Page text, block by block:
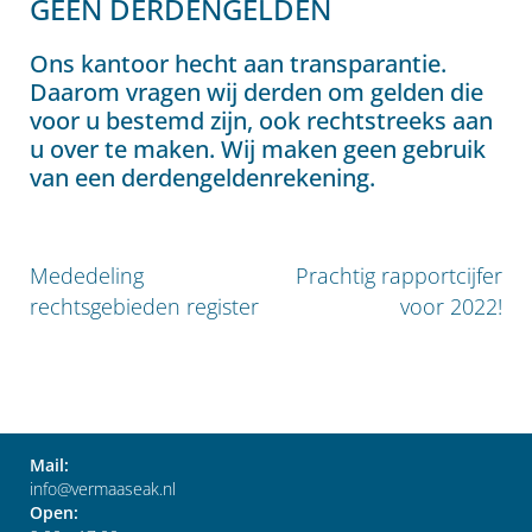
GEEN DERDENGELDEN
Ons kantoor hecht aan transparantie.
Daarom vragen wij derden om gelden die
voor u bestemd zijn, ook rechtstreeks aan
u over te maken. Wij maken geen gebruik
van een derdengeldenrekening.
Bericht
navigatie
Vorig
bericht:
Mededeling
rechtsgebieden register
Volgend
Prachtig rapportcijfer
voor 2022!
Mail:
info@vermaaseak.nl
Open: